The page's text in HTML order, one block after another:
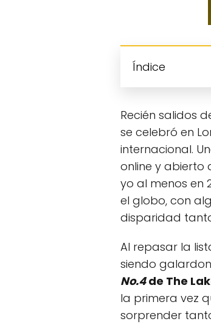
Índice
Recién salidos
se celebró en
internacional.
online y abierto
yo al menos en
el globo, con
disparidad
Al repasar la
siendo
No.4de The
la primera vez
sorprender